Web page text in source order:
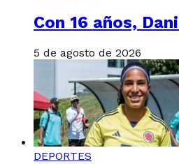
Con 16 años,
5 de agosto de 2026
DEPORTES